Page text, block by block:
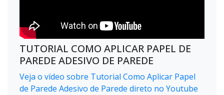
TUTORIAL COMO APLICAR PAPEL DE
PAREDE ADESIVO DE PAREDE
Veja o vídeo sobre Tutorial Como Aplicar Papel
de Parede Adesivo de Parede direto no Youtube